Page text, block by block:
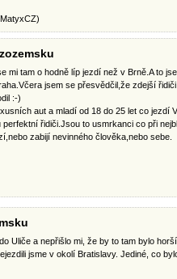
mi tam o hodně líp jezdí než v Brně.A to
jsem se přesvědčil,že zdejší
:-)
aut a mladí od 18 do 25 let co jezdí
perfektní řidiči.Jsou to usmrkanci co při
zabijí nevinného člověka,nebo sebe.
Uliče a nepřišlo mi, že by to tam bylo
jsme v okolí Bratislavy. Jediné, co